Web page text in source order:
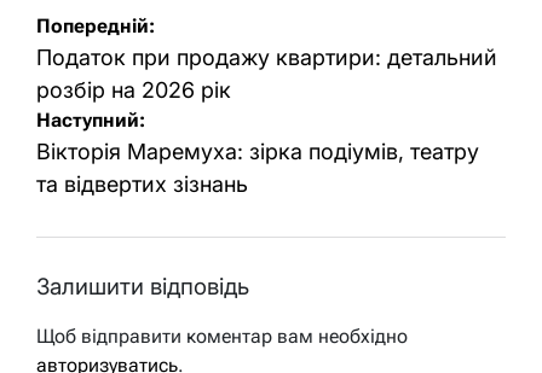
Навігація
записів
Попередній:
Податок при продажу квартири: детальний
розбір на 2026 рік
Наступний:
Вікторія Маремуха: зірка подіумів, театру
та відвертих зізнань
Залишити відповідь
Щоб відправити коментар вам необхідно
авторизуватись.